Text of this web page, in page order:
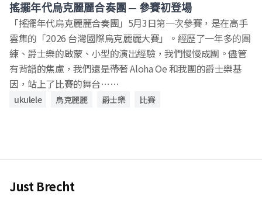
搖擺年代烏克麗麗合奏團 ─ 參賽初登場
「搖擺年代烏克麗麗合奏團」5月3日第一次參賽，是在高手
雲集的「2026 台灣國際烏克麗麗大賽」。經歷了一年多的團
練、爵士樂的啟蒙、小型的演出經驗，我們慢慢成團。儘管
有背譜的焦慮，我們還是帶著 Aloha Oe 和我團的爵士樂基
因，站上了比賽的舞台……
ukulele 烏克麗麗 爵士樂 比賽
Just Brecht